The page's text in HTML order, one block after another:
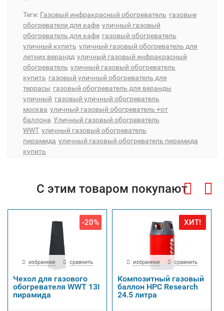
Теги: Газовый инфракрасный обогреватель газовые
обогреватели для кафе уличный газовый
обогреватель для кафе газовый обогреватель
уличный купить уличный газовый обогреватель для
летних верандд уличный газовый инфракрасный
обогреватель уличный газовый обогреватель
купить газовый уличный обогреватель для
террасы газовый обогреватель для веранды
уличный газовый уличный обогреватель
москва уличный газовый обогреватель +от
баллона Уличный газовый обогреватель
WWT уличный газовый обогреватель
пирамида уличный газовый обогреватель пирамида
купить
С этим товаром покупают
-20%
избранное сравнить
Чехол для газового
обогревателя WWT 13I
пирамида
ХИТ!
избранное сравнить
Композитный газовый
баллон HPC Research
24.5 литра